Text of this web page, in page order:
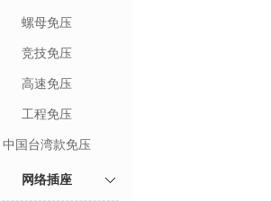
螺母免压
竞技免压
高速免压
工程免压
中国台湾款免压
网络插座